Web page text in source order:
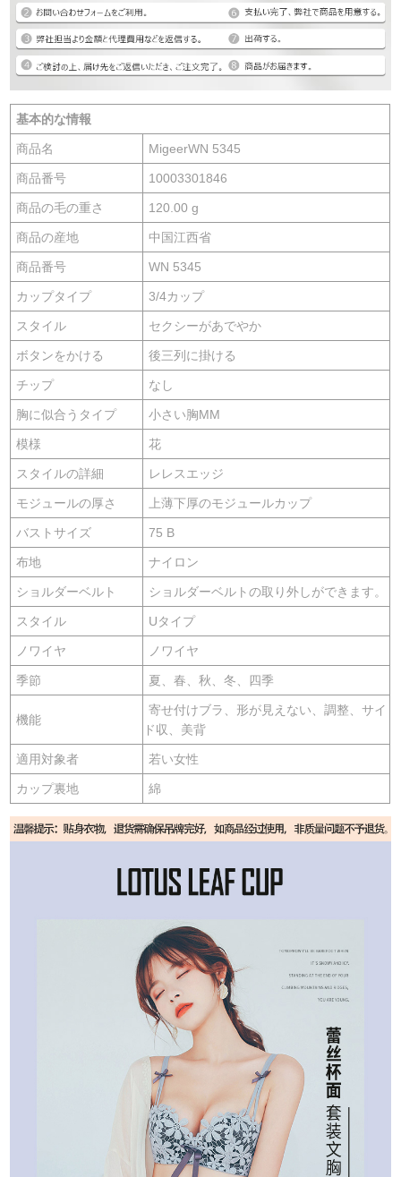
基本的な情報
商品名 MigeerWN 5345
商品番号 10003301846
商品の毛の重さ 120.00 g
商品の産地 中国江西省
商品番号 WN 5345
カップタイプ 3/4カップ
スタイル セクシーがあでやか
ボタンをかける 後三列に掛ける
チップ なし
胸に似合うタイプ 小さい胸MM
模様 花
スタイルの詳細 レレスエッジ
モジュールの厚さ 上薄下厚のモジュールカップ
バストサイズ 75 B
布地 ナイロン
ショルダーベルト ショルダーベルトの取り外しができます。
スタイル Uタイプ
ノワイヤ ノワイヤ
季節 夏、春、秋、冬、四季
機能
寄せ付けブラ、形が見えない、調整、サイ
ド収、美背
適用対象者 若い女性
カップ裏地 綿